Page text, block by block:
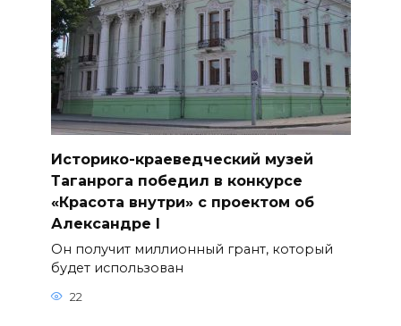
Историко-краеведческий музей
Таганрога победил в конкурсе
«Красота внутри» с проектом об
Александре I
Он получит миллионный грант, который
будет использован
22